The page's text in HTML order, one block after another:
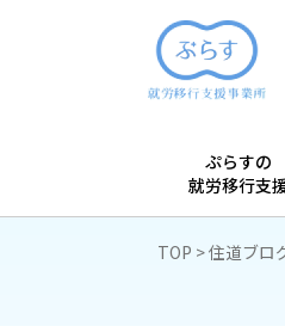
ぷらすの
就労移行支
TOP 住道ブロ